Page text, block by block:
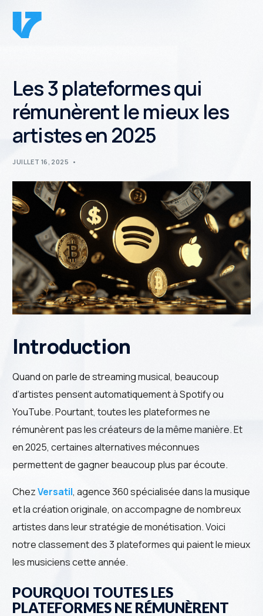
Les 3 plateformes qui
rémunèrent le mieux les
artistes en 2025
JUILLET 16, 2025
Introduction
Quand on parle de streaming musical, beaucoup
d’artistes pensent automatiquement à Spotify ou
YouTube. Pourtant, toutes les plateformes ne
rémunèrent pas les créateurs de la même manière. Et
en 2025, certaines alternatives méconnues
permettent de gagner beaucoup plus par écoute.
ChezVersatil, agence 360 spécialisée dans la musique
et la création originale, on accompagne de nombreux
artistes dans leur stratégie de monétisation. Voici
notre classement des 3 plateformes qui paient le mieux
les musiciens cette année.
POURQUOI TOUTES LES
PLATEFORMES NE RÉMUNÈRENT